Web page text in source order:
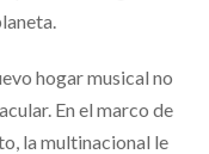
hogar musical no
En el marco de
la multinacional le